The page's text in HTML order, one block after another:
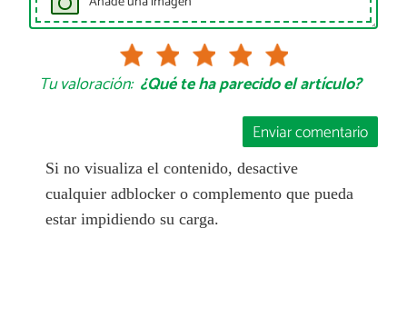
Tu valoración: ¿Qué te ha parecido el artículo?
Enviar comentario
Si no visualiza el contenido, desactive
cualquier adblocker o complemento que pueda
estar impidiendo su carga.